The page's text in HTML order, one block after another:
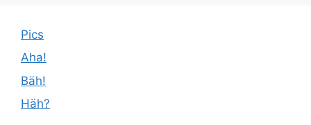
Pics
Aha!
Bäh!
Häh?